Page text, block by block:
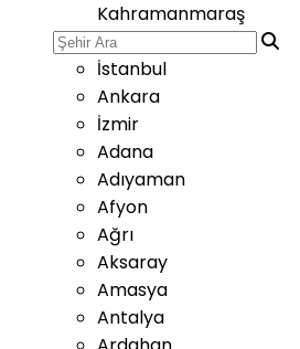
Kahramanmaraş
İstanbul
Ankara
İzmir
Adana
Adıyaman
Afyon
Ağrı
Aksaray
Amasya
Antalya